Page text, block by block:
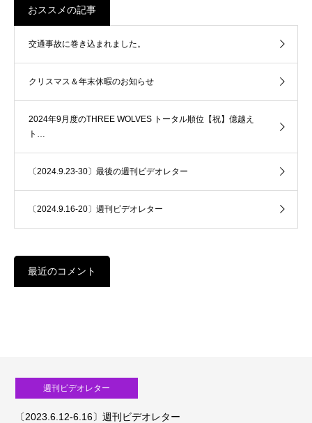
おススメの記事
交通事故に巻き込まれました。
クリスマス＆年末休暇のお知らせ
2024年9月度のTHREE WOLVES トータル順位【祝】億越え
ト…
〔2024.9.23-30〕最後の週刊ビデオレター
〔2024.9.16-20〕週刊ビデオレター
最近のコメント
週刊ビデオレター
〔2023.6.12-6.16〕週刊ビデオレター